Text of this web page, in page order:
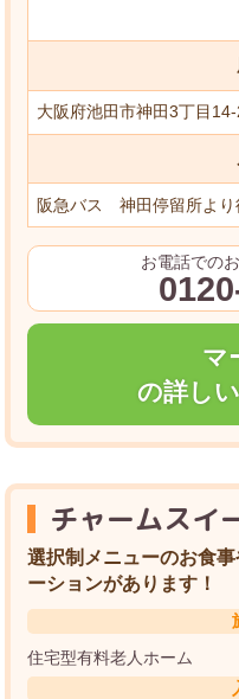
大阪府池田市神田3丁目
阪急バス 神田停留所より
お電話での
マ
の詳し
チャームスイ
選択制メニューのお食
ーションがあります！
住宅型有料老人ホーム